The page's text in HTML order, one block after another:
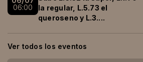
06:00
la regular, L.5.73 el
queroseno y L.3....
Ver todos los eventos